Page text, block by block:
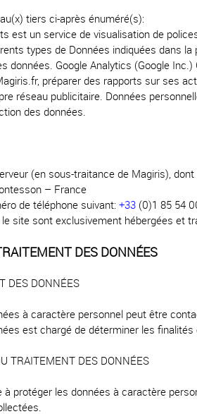
tiers ci-après énuméré(s):
est un service de visualisation de
types de Données indiquées dans
données. Google Analytics (Google
préparer des rapports sur ses
réseau publicitaire. Données
des données.
(en sous-traitance de Magiris),
– France
de téléphone suivant:+33 (0)1 85 54
site sont exclusivement hébergées et
DES DONNÉES
DES DONNÉES
à caractère personnel peut être
est chargé de déterminer les
TRAITEMENT DES DONNÉES
protéger les données à caractère